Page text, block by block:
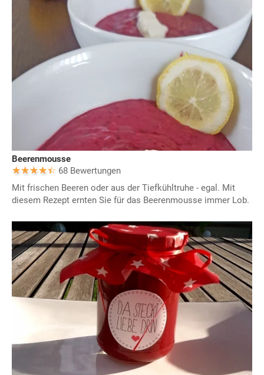
Beerenmousse
68 Bewertungen
Mit frischen Beeren oder aus der Tiefkühltruhe - egal. Mit
diesem Rezept ernten Sie für das Beerenmousse immer Lob.